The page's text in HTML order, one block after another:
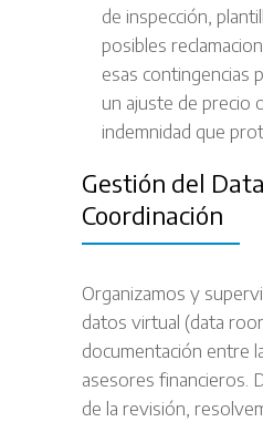
de inspección,
posibles
esas contingencias
un ajuste de precio
indemnidad que
Gestión del
Coordinación
Organizamos y
datos virtual (data
documentación entre
asesores financieros.
de la revisión,